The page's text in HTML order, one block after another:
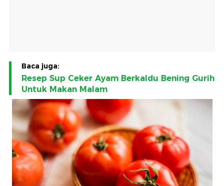
Baca juga:
Resep Sup Ceker Ayam Berkaldu Bening Gurih
Untuk Makan Malam